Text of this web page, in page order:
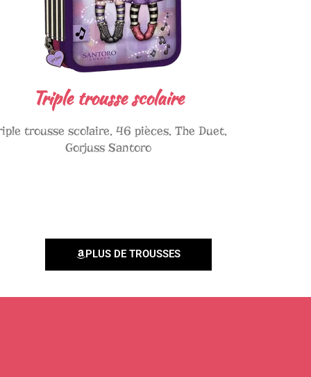
Triple trousse scolaire
trousse scolaire, 46 pièces, The Duet,
Gorjuss Santoro
PLUS DE TROUSSES